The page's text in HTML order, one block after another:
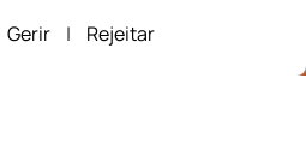
Gerir | Rejeitar